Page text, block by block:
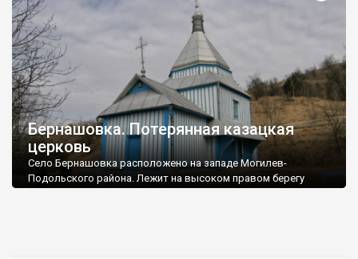
Бернашовка. Потерянная казацкая
церковь
Село Бернашовка расположено на западе Могилев-
Подольского района. Лежит на высоком правом берегу